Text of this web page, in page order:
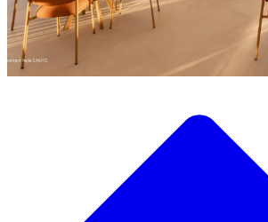
Descubra a nossa ampla seleção de